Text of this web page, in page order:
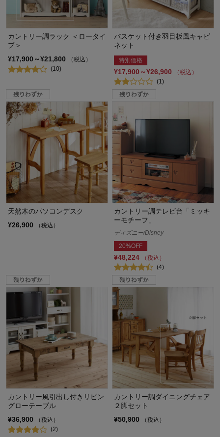
カントリー調ラック ＜ロータイ
プ＞
¥17,900～¥21,800
（税込）
(10)
バスケット付き羽目板風キャビ
ネット
特別価格
¥17,900～¥26,900
（税込）
(1)
天然木のパソコンデスク
¥26,900
（税込）
カントリー調テレビ台「ミッキ
ーモチーフ」
ディズニー/Disney
20%OFF
¥48,224
（税込）
(4)
カントリー風引出し付きリビン
グローテーブル
¥36,900
（税込）
(2)
カントリー調ダイニングチェア
２脚セット
¥50,900
（税込）